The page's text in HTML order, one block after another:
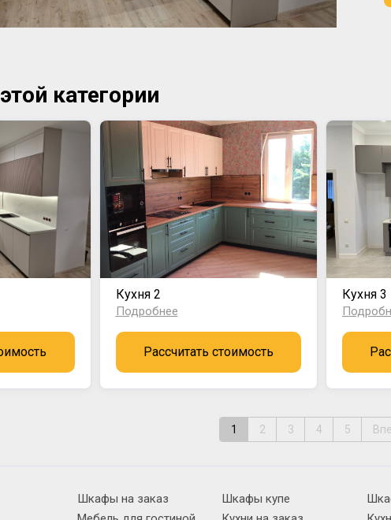
категории
Кухня 2
Подробнее
Рассчитать стоимость
Кухня 3
1 2 3 4 5
Шкафы на заказ Шкафы купе